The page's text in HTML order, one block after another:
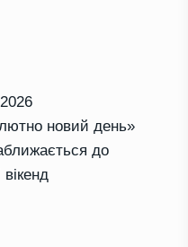
новий день»
до